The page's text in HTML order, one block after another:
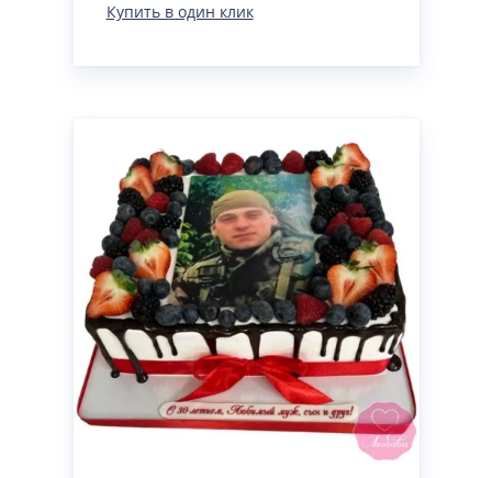
Купить в один клик